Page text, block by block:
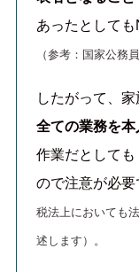
あったとしても
（参考：国家公務
したがって、
全ての業務を
作業だとしても
ので注意が必要
税法上においても
述します）。